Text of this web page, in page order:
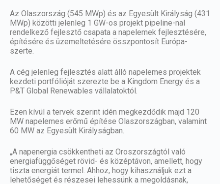
Az Olaszország (545 MWp) és az Egyesült Királyság (431
MWp) közötti jelenleg 1 GW-os projekt pipeline-nal
rendelkező fejlesztő csapata a napelemek fejlesztésére,
építésére és üzemeltetésére összpontosít Európa-
szerte.
A cég jelenleg fejlesztés alatt álló napelemes projektek
kezdeti portfólióját szerezte be a Kingdom Energy és a
P&T Global Renewables vállalatoktól.
Ezen kívül a tervek szerint idén megkezdődik majd 120
MW napelemes erőmű építése Olaszországban, valamint
60 MW az Egyesült Királyságban.
„A napenergia csökkentheti az Oroszországtól való
energiafüggőséget rövid- és középtávon, amellett, hogy
tiszta energiát termel. Ahhoz, hogy kihasználjuk ezt a
lehetőséget és részesei lehessünk a megoldásnak,